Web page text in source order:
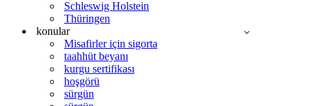
Schleswig Holstein
Thüringen
konular
Misafirler için sigorta
taahhüt beyanı
kurgu sertifikası
hoşgörü
sürgün